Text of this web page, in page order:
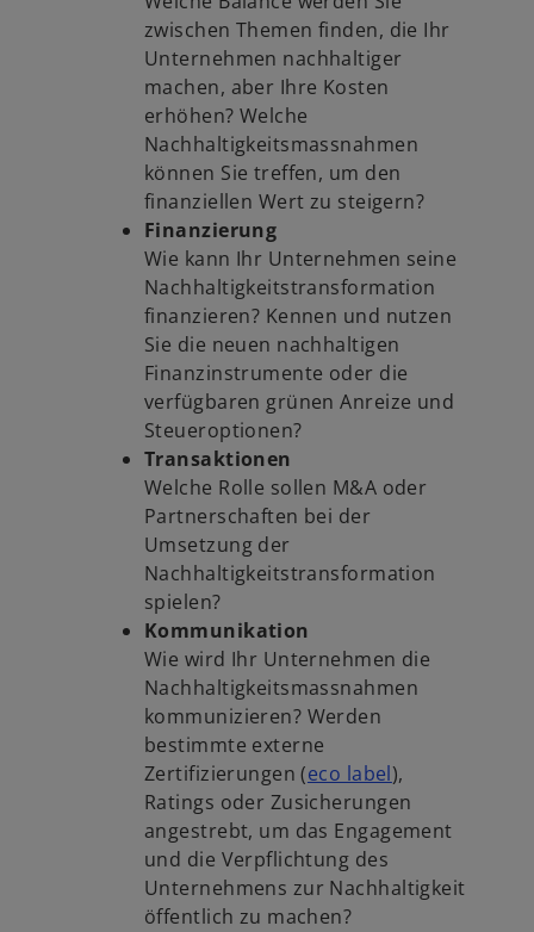
zwischen Themen finden, die Ihr
Unternehmen nachhaltiger
machen, aber Ihre Kosten
erhöhen? Welche
Nachhaltigkeitsmassnahmen
können Sie treffen, um den
finanziellen Wert zu steigern?
Finanzierung
Wie kann Ihr Unternehmen seine
Nachhaltigkeitstransformation
finanzieren? Kennen und nutzen
Sie die neuen nachhaltigen
Finanzinstrumente oder die
verfügbaren grünen Anreize und
Steueroptionen?
Transaktionen
Welche Rolle sollen M&A oder
Partnerschaften bei der
Umsetzung der
Nachhaltigkeitstransformation
spielen?
Kommunikation
Wie wird Ihr Unternehmen die
Nachhaltigkeitsmassnahmen
kommunizieren? Werden
bestimmte externe
Zertifizierungen (eco label),
Ratings oder Zusicherungen
angestrebt, um das Engagement
und die Verpflichtung des
Unternehmens zur Nachhaltigkeit
öffentlich zu machen?